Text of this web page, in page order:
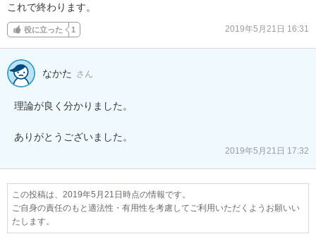
これで終わります。
役に立った 1 2019年5月21日 16:31
なかた さん
理論が良く分かりました。
ありがとうございました。
2019年5月21日 17:32
この投稿は、2019年5月21日時点の情報です。
ご自身の責任のもと適法性・有用性を考慮してご利用いただくようお願いい
たします。